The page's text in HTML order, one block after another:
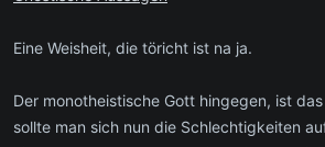
Eine Weisheit, die töricht ist na ja.
Der monotheistische Gott hingegen, ist
sollte man sich nun die Schlechtigkeiten